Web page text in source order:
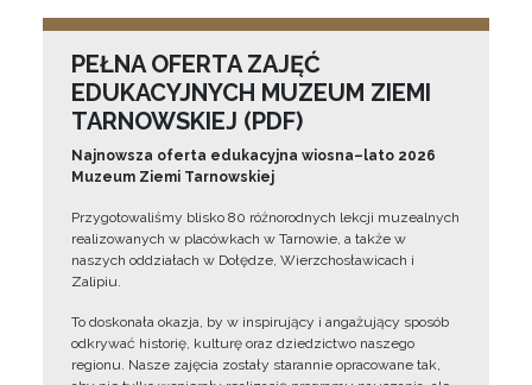
PEŁNA OFERTA ZAJĘĆ
EDUKACYJNYCH MUZEUM ZIEMI
TARNOWSKIEJ (PDF)
Najnowsza oferta edukacyjna wiosna–lato 2026
Muzeum Ziemi Tarnowskiej
Przygotowaliśmy blisko 80 różnorodnych lekcji muzealnych
realizowanych w placówkach w Tarnowie, a także w
naszych oddziałach w Dołędze, Wierzchosławicach i
Zalipiu.
To doskonała okazja, by w inspirujący i angażujący sposób
odkrywać historię, kulturę oraz dziedzictwo naszego
regionu. Nasze zajęcia zostały starannie opracowane tak,